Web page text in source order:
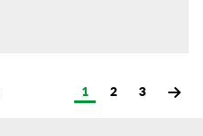
1 2 3